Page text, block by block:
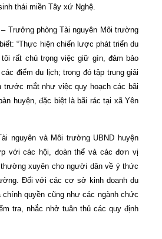
thái miền Tây xứ Nghệ.
Trưởng phòng Tài nguyên Môi trường
“Thực hiện chiến lược phát triển du
tôi rất chú trọng việc giữ gìn, đảm bảo
điểm du lịch; trong đó tập trung giải
trước mắt như việc quy hoạch các bãi
huyện, đặc biệt là bãi rác tại xã Yên
nguyên và Môi trường UBND huyện
với các hội, đoàn thể và các đơn vị
thường xuyên cho người dân về ý thức
Đối với các cơ sở kinh doanh du
chính quyền cũng như các ngành chức
tra, nhắc nhở tuân thủ các quy định